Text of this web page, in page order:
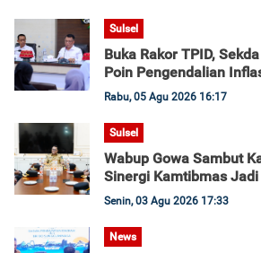
Sulsel
Buka Rakor TPID,
Poin Pengendalian
Rabu, 05 Agu 2026 16:17
Sulsel
Wabup Gowa Sambut
Sinergi Kamtibmas
Senin, 03 Agu 2026 17:33
News